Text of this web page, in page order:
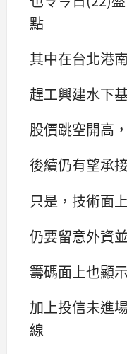
點
其中在台北港
趕工興建水下
股價跳空開高
後續仍有望承
只是，技術面
仍要留意外資
籌碼面上也顯
加上投信未進
線